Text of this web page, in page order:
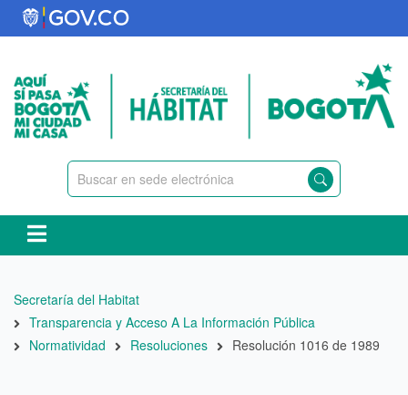
Pasar
al
principal
Ruta
de
navegación
Secretaría del Habitat
Transparencia y Acceso A La Información Pública
Normatividad
Resoluciones Resolución 1016 de 1989